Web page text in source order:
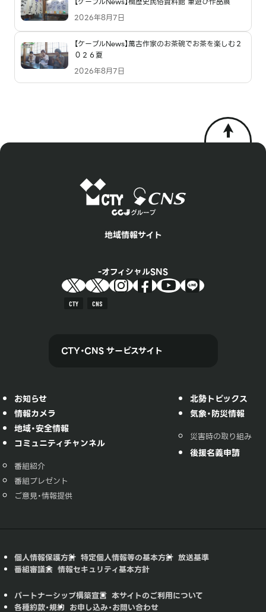
2026年8月7日
【ケーブルNews】萬古作家のお茶碗でお茶を楽しむ２
０２６夏
2026年8月7日
地域情報サイト
オフィシャルSNS
CTY CNS
CTY・CNS サービスサイト
お知らせ
情報カメラ
地域・安全情報
コミュニティチャンネル
番組紹介
番組プレゼント
ご意見・情報提供
北勢トピックス
気象・防災情報
災害時の取り組み
後援名義申請
個人情報保護方針 特定個人情報等の基本方針 放送基準
番組審議会 情報セキュリティ基本方針
パートナーシップ構築宣言 本サイトのご利用について
各種約款・規約 お申し込み・お問い合わせ